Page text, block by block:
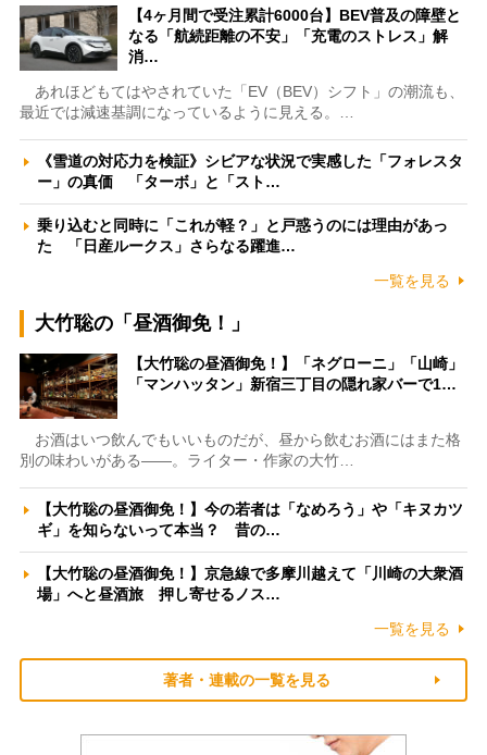
【4ヶ月間で受注累計6000台】BEV普及の障壁と
なる「航続距離の不安」「充電のストレス」解
消…
あれほどもてはやされていた「EV（BEV）シフト」の潮流も、
最近では減速基調になっているように見える。…
《雪道の対応力を検証》シビアな状況で実感した「フォレスタ
ー」の真価 「ターボ」と「スト…
乗り込むと同時に「これが軽？」と戸惑うのには理由があっ
た 「日産ルークス」さらなる躍進…
一覧を見る
大竹聡の「昼酒御免！」
【大竹聡の昼酒御免！】「ネグローニ」「山崎」
「マンハッタン」新宿三丁目の隠れ家バーで1…
お酒はいつ飲んでもいいものだが、昼から飲むお酒にはまた格
別の味わいがある――。ライター・作家の大竹…
【大竹聡の昼酒御免！】今の若者は「なめろう」や「キヌカツ
ギ」を知らないって本当？ 昔の…
【大竹聡の昼酒御免！】京急線で多摩川越えて「川崎の大衆酒
場」へと昼酒旅 押し寄せるノス…
一覧を見る
著者・連載の一覧を見る